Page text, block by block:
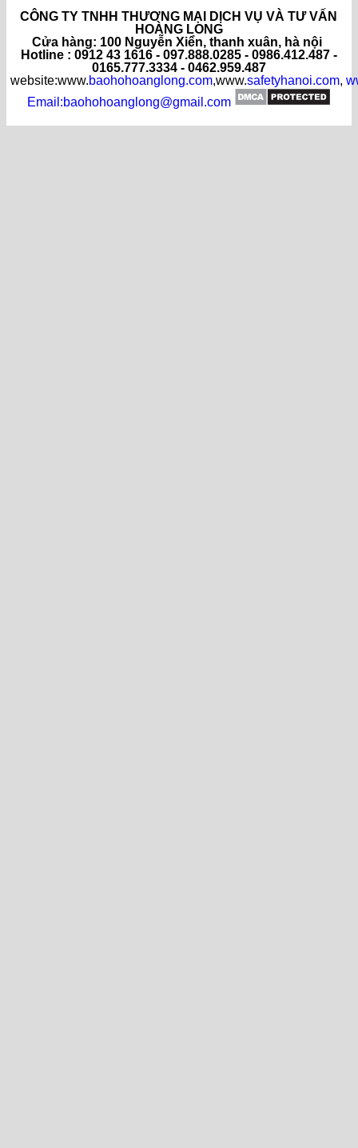
CÔNG TY TNHH THƯƠNG MẠI DỊCH VỤ VÀ TƯ VẤN
HOÀNG LONG
Cửa hàng: 100 Nguyễn Xiển, thanh xuân, hà nội
Hotline : 0912 43 1616 - 097.888.0285 - 0986.412.487 -
0165.777.3334 - 0462.959.487
website:www.baohohoanglong.com,www.safetyhanoi.com,
Email:baohohoanglong@gmail.com